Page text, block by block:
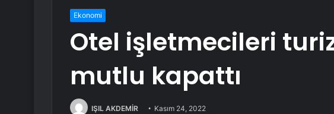
Ekonomi
Otel işletmecileri
mutlu kapattı
IŞIL AKDEMİR Kasım 24, 2022